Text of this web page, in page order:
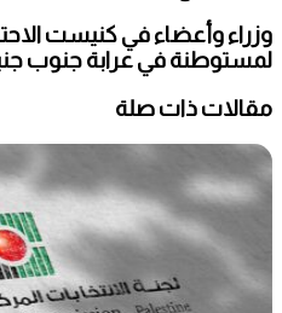
وزراء وأعضاء في كنيست
لمستوطنة في عرابة جنوب
مقالات ذات صلة